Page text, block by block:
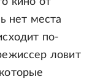
нет места
по-
ловит